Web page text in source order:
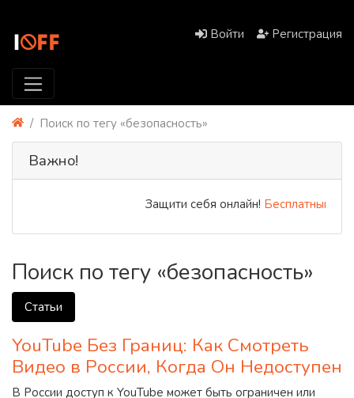
Войти Регистрация
Поиск по тегу «безопасность»
Важно!
Защити себя онлайн!Бесплатный
Поиск по тегу «безопасность»
Статьи
YouTube Без Границ: Как Смотреть
Видео в России, Когда Он Недоступен
В России доступ к YouTube может быть ограничен или